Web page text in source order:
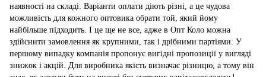
наявності на складі. Варіанти оплати діють різні, а це чудова
можливість для кожного оптовика обрати той, який йому
найбільше підходить. І це ще не все, адже в Опт Коло можна
здійснити замовлення як крупними, так і дрібними партіями. У
першому випадку компанія пропонує вигідні пропозиції у вигляді
знижок і акцій. Для виробника якість визначає різницю, а тому він